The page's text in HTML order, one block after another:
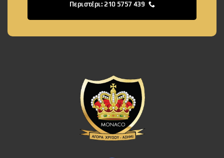
Περιστέρι: 210 5757 439